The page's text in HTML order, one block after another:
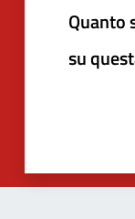
Quanto
su